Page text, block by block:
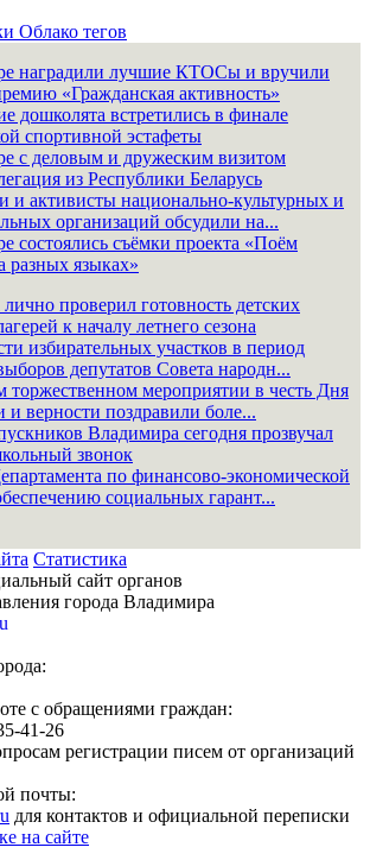
Облако тегов
наградили лучшие КТОСы и вручили
«Гражданская активность»
дошколята встретились в финале
спортивной эстафеты
с деловым и дружеским визитом
из Республики Беларусь
и активисты национально-культурных и
организаций обсудили на...
состоялись съёмки проекта «Поём
языках»
лично проверил готовность детских
к началу летнего сезона
избирательных участков в период
депутатов Совета народн...
торжественном мероприятии в честь Дня
и верности поздравили боле...
Владимира сегодня прозвучал
звонок
по финансово-экономической
социальных гарант...
Статистика
сайт органов
города Владимира
с обращениями граждан:
41-26
регистрации писем от организаций
почты:
для контактов и официальной переписки
на сайте